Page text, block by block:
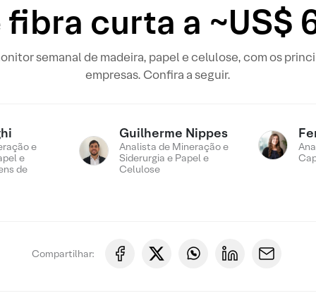
curta a ~US$
semanal de madeira, papel e celulose, com os
empresas. Confira a seguir.
e
e
de
Guilherme Nippes
Analista de Mineração e
Siderurgia e Papel e
Celulose
Compartilhar: